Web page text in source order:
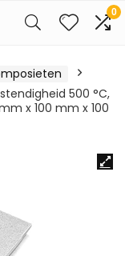
0
500 °C,
x 100 mm x 100